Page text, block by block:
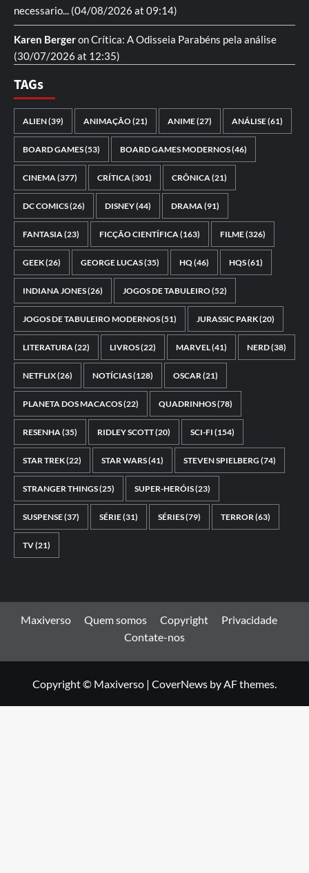
necessario... (04/08/2026 at 09:14)
Karen BergeronCrítica: A Odisseia Parabéns pela análise
(30/07/2026 at 12:35)
TAGs
ALIEN(39) ANIMAÇÃO(21) ANIME(27) ANÁLISE(61)
BOARD GAMES(53) BOARD GAMES MODERNOS(46)
CINEMA(377) CRÍTICA(301) CRÔNICA(21)
DC COMICS(26) DISNEY(44) DRAMA(91)
FANTASIA(23) FICÇÃO CIENTÍFICA(163) FILME(326)
GEEK(26) GEORGE LUCAS(35) HQ(46) HQS(61)
INDIANA JONES(26) JOGOS DE TABULEIRO(52)
JOGOS DE TABULEIRO MODERNOS(51) JURASSIC PARK(20)
LITERATURA(22) LIVROS(22) MARVEL(41) NERD(38)
NETFLIX(26) NOTÍCIAS(128) OSCAR(21)
PLANETA DOS MACACOS(22) QUADRINHOS(78)
RESENHA(35) RIDLEY SCOTT(20) SCI-FI (154)
STAR TREK(22) STAR WARS(41) STEVEN SPIELBERG (74)
STRANGER THINGS(25) SUPER-HERÓIS(23)
SUSPENSE(37) SÉRIE(31) SÉRIES(79) TERROR(63)
TV(21)
Maxiverso Quem somos Copyright
Privacidade
Contate-nos
Copyright © Maxiverso | CoverNews by AF themes.